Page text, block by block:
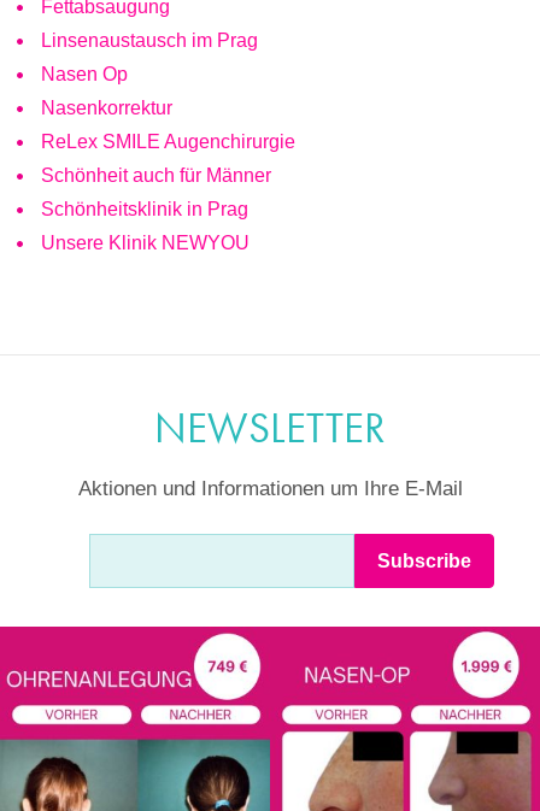
Fettabsaugung
Linsenaustausch im Prag
Nasen Op
Nasenkorrektur
ReLex SMILE Augenchirurgie
Schönheit auch für Männer
Schönheitsklinik in Prag
Unsere Klinik NEWYOU
NEWSLETTER
Aktionen und Informationen um Ihre E-Mail